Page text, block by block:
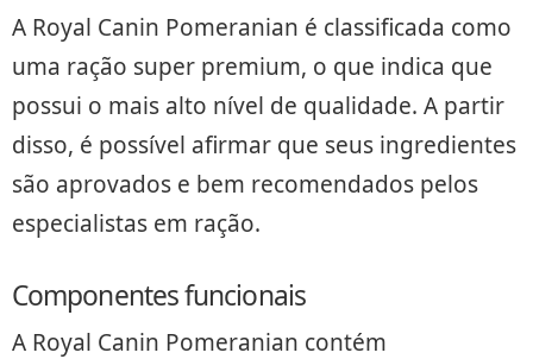
A Royal Canin Pomeranian é classificada como
uma ração super premium, o que indica que
possui o mais alto nível de qualidade. A partir
disso, é possível afirmar que seus ingredientes
são aprovados e bem recomendados pelos
especialistas em ração.
Componentes funcionais
A Royal Canin Pomeranian contém